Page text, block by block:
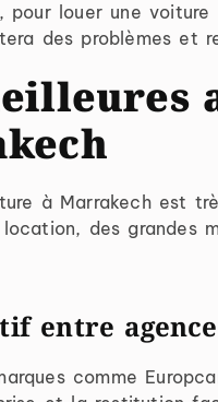
pour louer une
des problèmes et
à Marrakech est
location, des grandes
entre
comme